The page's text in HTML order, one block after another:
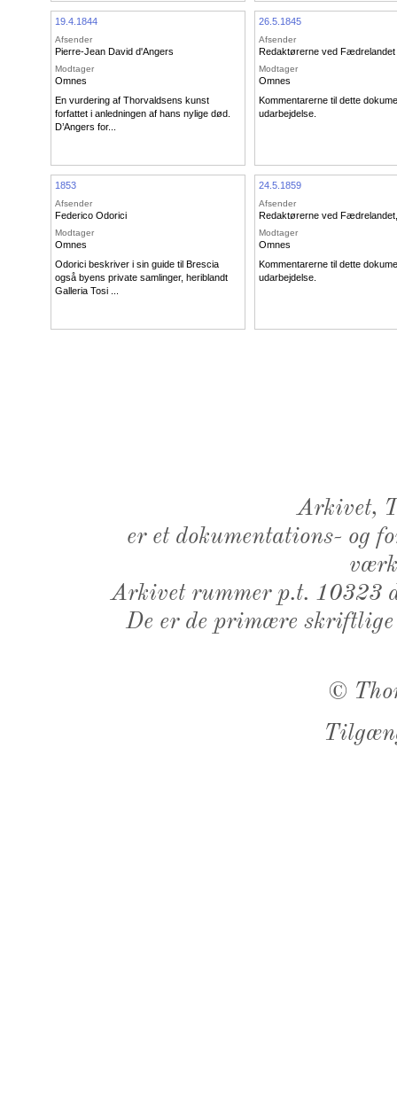
19.4.1844
Afsender
Pierre-Jean David d'Angers
Modtager
Omnes
En vurdering af Thorvaldsens kunst
forfattet i anledningen af hans nylige død.
D’Angers for...
26.5.1845
Afsender
Redaktørerne ved Fædrelandet
Modtager
Omnes
Kommentarerne til dette
udarbejdelse.
1853
Afsender
Federico Odorici
Modtager
Omnes
Odorici beskriver i sin guide til Brescia
også byens private samlinger, heriblandt
Galleria Tosi ...
24.5.1859
Afsender
Redaktørerne ved Fædrelandet
Modtager
Omnes
Kommentarerne til dette
udarbejdelse.
Arkivet,
er et dokumentations- og
Arkivet rummer p.t. 10323
De er de primære
©